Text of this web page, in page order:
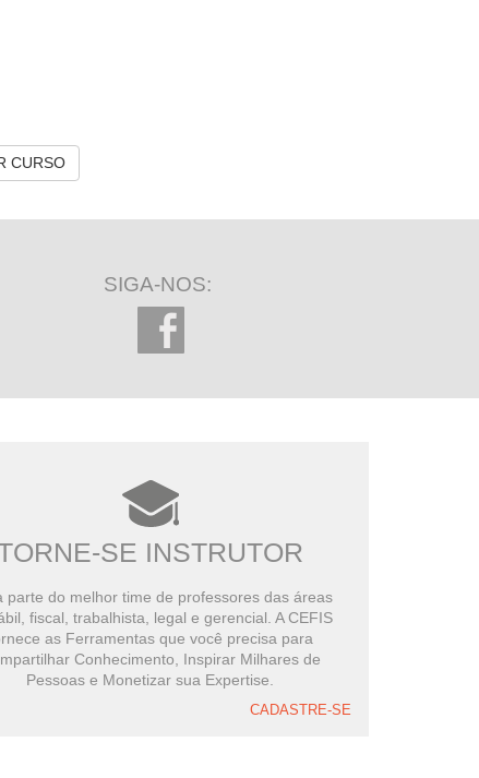
CURSO
SIGA-NOS:
SE INSTRUTOR
parte do melhor time de professores das áreas
fiscal, trabalhista, legal e gerencial. A CEFIS
as Ferramentas que você precisa para
Conhecimento, Inspirar Milhares de
Pessoas e Monetizar sua Expertise.
CADASTRE-SE